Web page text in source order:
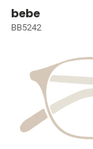
bebe
BB5242